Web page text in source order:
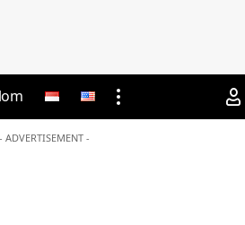
- ADVERTISEMENT -